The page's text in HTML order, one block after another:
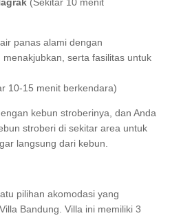
panas alami dengan
serta fasilitas untuk
10-15 menit berkendara)
kebun stroberinya, dan Anda
stroberi di sekitar area untuk
langsung dari kebun.
pilihan akomodasi yang
Bandung. Villa ini memiliki 3